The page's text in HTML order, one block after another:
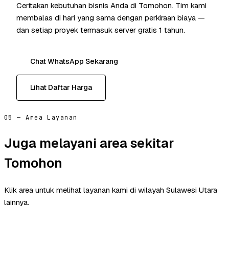
Ceritakan kebutuhan bisnis Anda di Tomohon. Tim kami
membalas di hari yang sama dengan perkiraan biaya —
dan setiap proyek termasuk server gratis 1 tahun.
Chat WhatsApp Sekarang
Lihat Daftar Harga
05 — Area Layanan
Juga melayani area sekitar
Tomohon
Klik area untuk melihat layanan kami di wilayah Sulawesi Utara
lainnya.